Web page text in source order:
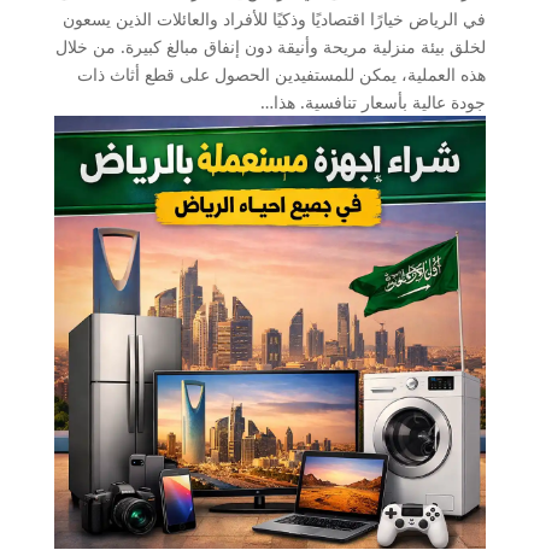
في الرياض خيارًا اقتصاديًا وذكيًا للأفراد والعائلات الذين يسعون
لخلق بيئة منزلية مريحة وأنيقة دون إنفاق مبالغ كبيرة. من خلال
هذه العملية، يمكن للمستفيدين الحصول على قطع أثاث ذات
جودة عالية بأسعار تنافسية. هذا…